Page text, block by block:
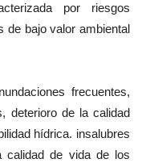
por riesgos
de bajo valor ambiental
frecuentes,
deterioro de la calidad
hídrica. insalubres
calidad de vida de los